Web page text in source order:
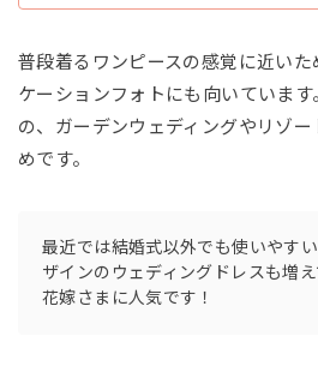
普段着るワンピースの感覚に近い
ケーションフォトにも向いていま
の、ガーデンウェディングやリゾ
めです。
最近では結婚式以外でも使いやす
ザインのウェディングドレスも増え
花嫁さまに人気です！